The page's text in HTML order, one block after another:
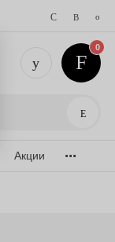
Поиск
+7 (831)
0
Акции ...